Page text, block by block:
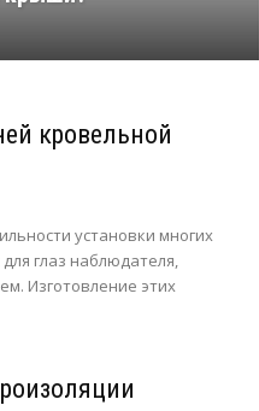
кровельной
установки многих
глаз наблюдателя,
Изготовление этих